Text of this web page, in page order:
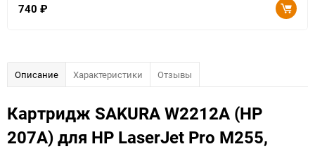
740 ₽
Описание Характеристики Отзывы
Картридж SAKURA W2212A (HP
207A) для HP LaserJet Pro M255,